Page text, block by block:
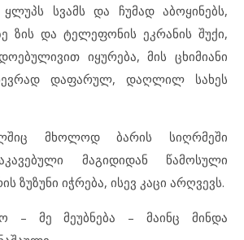
ყლუპს სვამს და ჩუმად აბოყინებს,
ზის და ტელეფონის ეკრანის შუქი,
იყურება, მის ცხიმიანი
დაფარულ, დაღლილ სახეს
მხოლოდ ბარის სიღრმეში
მაგიდიდან წამოსული
ზუზუნი იჭრება, ისევ კაცი არღვევს.
– მე მეუბნება – მაინც მინდა